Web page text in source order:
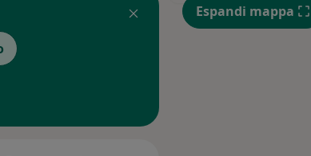
Espandi mappa